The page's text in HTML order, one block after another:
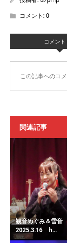
コメント:0
コメント
この記事へのコ
関連記事
観音めぐみ＆雪
2025.3.16 h...